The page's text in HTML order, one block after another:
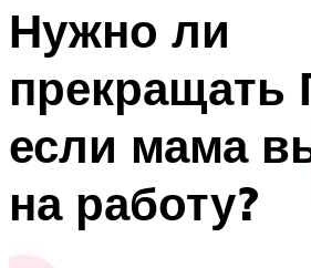
Нужно ли
прекращать
если мама
на работу?